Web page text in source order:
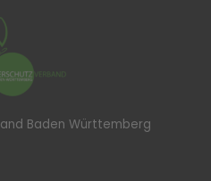
Baden Württemberg